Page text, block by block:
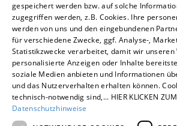
Um externe HTML-Inhalte
Ihre Einwilligung.
Weitere Informationen finden Sie
Datenschutzerklärung.
Cookie-Einstellungen
gespeichert werden bzw. auf solche
zugegriffen werden, z.B. Cookies. Ihre
werden von uns und den eingebundenen
für verschiedene Zwecke, ggf. Analyse-,
Statistikzwecke verarbeitet, damit wir unseren
personalisierte Anzeigen oder Inhalte
soziale Medien anbieten und Informationen
und das Nutzerverhalten erhalten können.
technisch-notwendig sind,... HIER KLICKEN ZUM
Datenschutzhinweise